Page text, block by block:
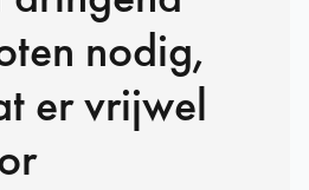
nodig,
er vrijwel